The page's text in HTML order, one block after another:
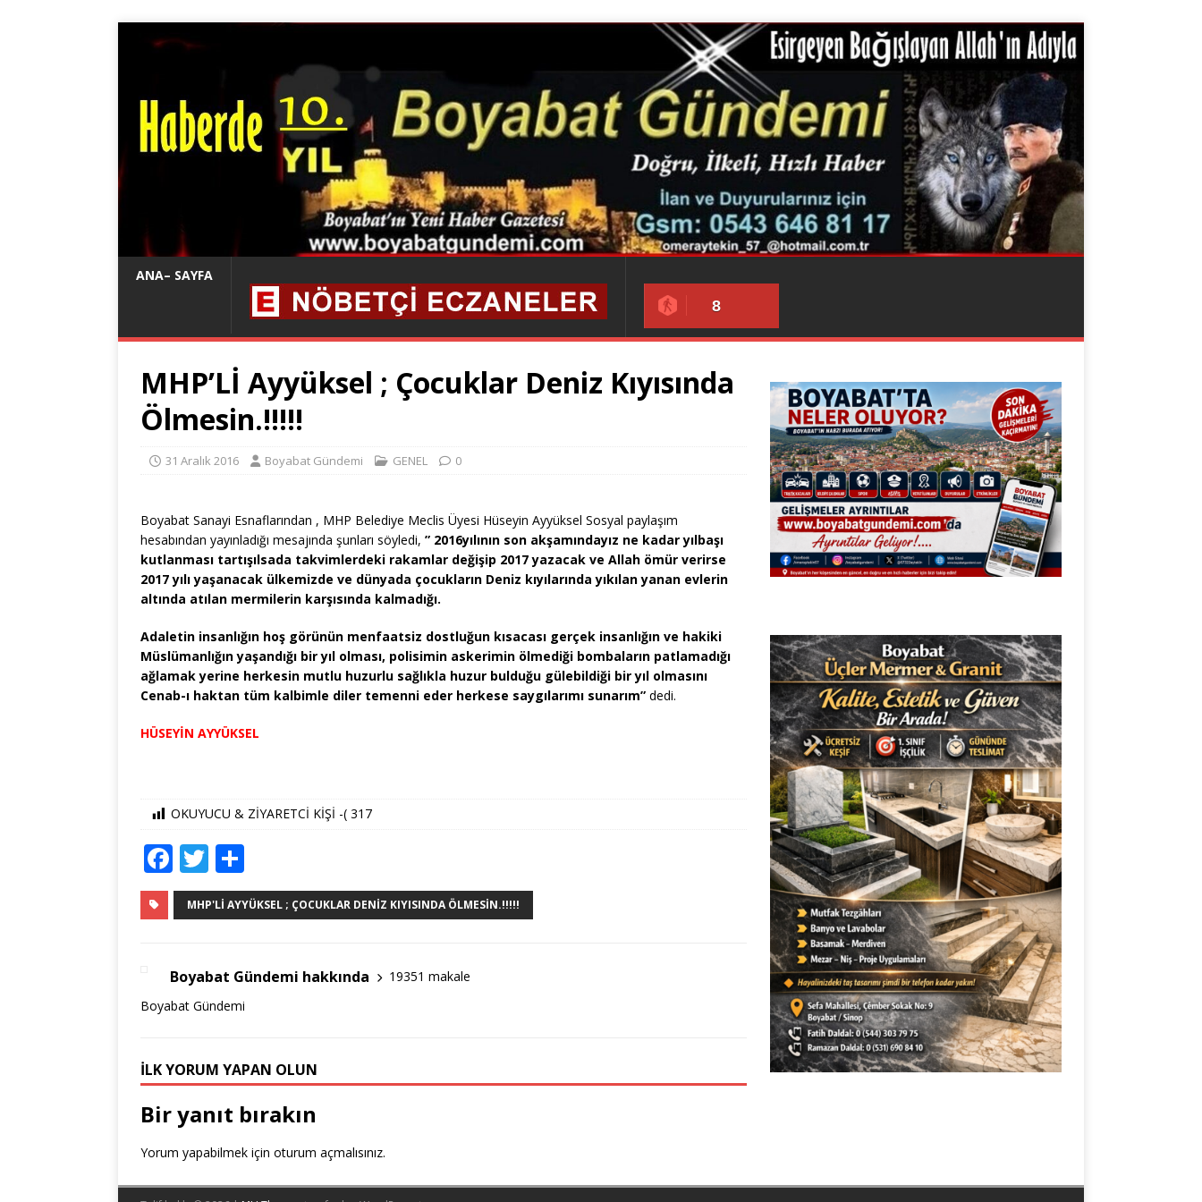
ANA– SAYFA
8
MHP’Lİ Ayyüksel ; Çocuklar Deniz Kıyısında
Ölmesin.!!!!!
31 Aralık 2016 Boyabat Gündemi GENEL 0
Boyabat Sanayi Esnaflarından , MHP Belediye Meclis Üyesi Hüseyin Ayyüksel Sosyal paylaşım
hesabından yayınladığı mesajında şunları söyledi, ” 2016yılının son akşamındayız ne kadar yılbaşı
kutlanması tartışılsada takvimlerdeki rakamlar değişip 2017 yazacak ve Allah ömür verirse
2017 yılı yaşanacak ülkemizde ve dünyada çocukların Deniz kıyılarında yıkılan yanan evlerin
altında atılan mermilerin karşısında kalmadığı.
Adaletin insanlığın hoş görünün menfaatsiz dostluğun kısacası gerçek insanlığın ve hakiki
Müslümanlığın yaşandığı bir yıl olması, polisimin askerimin ölmediği bombaların patlamadığı
ağlamak yerine herkesin mutlu huzurlu sağlıkla huzur bulduğu gülebildiği bir yıl olmasını
Cenab-ı haktan tüm kalbimle diler temenni eder herkese saygılarımı sunarım” dedi.
HÜSEYİN AYYÜKSEL
OKUYUCU & ZİYARETCİ KİŞİ -( 317
F
a
c
b
o
k
T
w
it
r
h
ar
MHP'Lİ AYYÜKSEL ; ÇOCUKLAR DENIZ KIYISINDA ÖLMESIN.!!!!!
Boyabat Gündemi hakkında
19351 makale
Boyabat Gündemi
İLK YORUM YAPAN OLUN
Bir yanıt bırakın
Yorum yapabilmek için oturum açmalısınız.